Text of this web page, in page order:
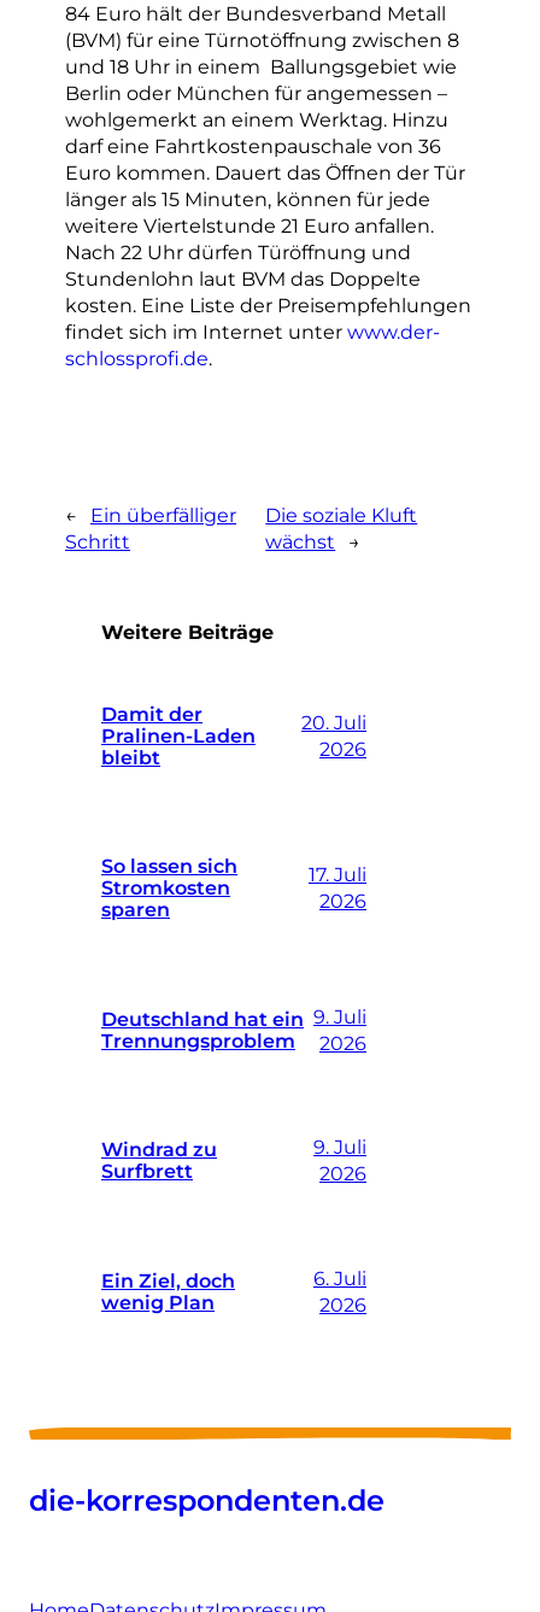
84 Euro hält der Bundesverband Metall
(BVM) für eine Türnotöffnung zwischen 8
und 18 Uhr in einem Ballungsgebiet wie
Berlin oder München für angemessen –
wohlgemerkt an einem Werktag. Hinzu
darf eine Fahrtkostenpauschale von 36
Euro kommen. Dauert das Öffnen der Tür
länger als 15 Minuten, können für jede
weitere Viertelstunde 21 Euro anfallen.
Nach 22 Uhr dürfen Türöffnung und
Stundenlohn laut BVM das Doppelte
kosten. Eine Liste der Preisempfehlungen
findet sich im Internet unter www.der-
schlossprofi.de.
←
Ein überfälliger
Schritt
Die soziale Kluft
wächst
→
Weitere Beiträge
Damit der
Pralinen-Laden
bleibt
20. Juli
2026
So lassen sich
Stromkosten
sparen
17. Juli
2026
Deutschland hat ein
Trennungsproblem
9. Juli
2026
Windrad zu
Surfbrett
9. Juli
2026
Ein Ziel, doch
wenig Plan
6. Juli
2026
die-korrespondenten.de